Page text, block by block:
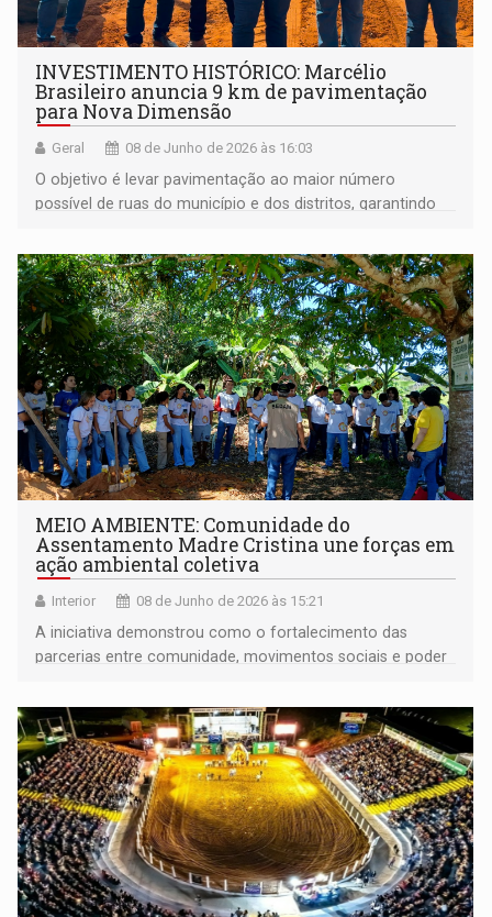
INVESTIMENTO HISTÓRICO: Marcélio
Brasileiro anuncia 9 km de pavimentação
para Nova Dimensão
Geral 08 de Junho de 2026 às 16:03
O objetivo é levar pavimentação ao maior número
possível de ruas do município e dos distritos, garantindo
população
MEIO AMBIENTE: Comunidade do
Assentamento Madre Cristina une forças em
ação ambiental coletiva
Interior 08 de Junho de 2026 às 15:21
A iniciativa demonstrou como o fortalecimento das
parcerias entre comunidade, movimentos sociais e poder
preservação ambiental e para o fortalecimento das
relações comunitárias